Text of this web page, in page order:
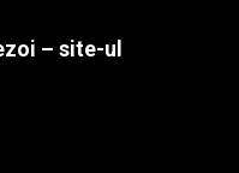
– site-ul